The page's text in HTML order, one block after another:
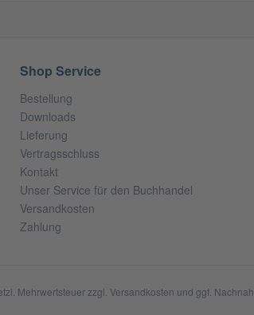
Shop Service
Bestellung
Downloads
Lieferung
Vertragsschluss
Kontakt
Unser Service für den Buchhandel
Versandkosten
Zahlung
Mehrwertsteuer zzgl. Versandkosten und ggf.